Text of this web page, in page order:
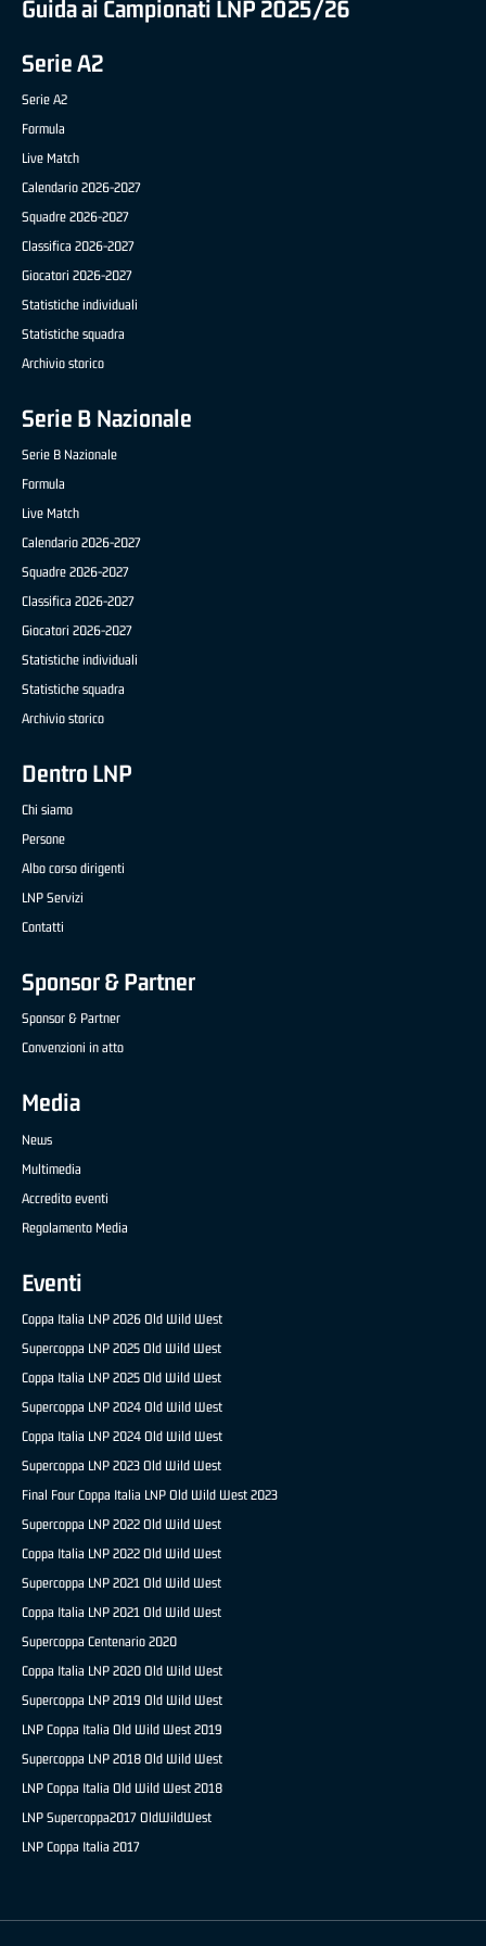
Guida ai Campionati LNP 2025/26
Serie A2
Serie A2
Formula
Live Match
Calendario 2026-2027
Squadre 2026-2027
Classifica 2026-2027
Giocatori 2026-2027
Statistiche individuali
Statistiche squadra
Archivio storico
Serie B Nazionale
Serie B Nazionale
Formula
Live Match
Calendario 2026-2027
Squadre 2026-2027
Classifica 2026-2027
Giocatori 2026-2027
Statistiche individuali
Statistiche squadra
Archivio storico
Dentro LNP
Chi siamo
Persone
Albo corso dirigenti
LNP Servizi
Contatti
Sponsor & Partner
Sponsor & Partner
Convenzioni in atto
Media
News
Multimedia
Accredito eventi
Regolamento Media
Eventi
Coppa Italia LNP 2026 Old Wild West
Supercoppa LNP 2025 Old Wild West
Coppa Italia LNP 2025 Old Wild West
Supercoppa LNP 2024 Old Wild West
Coppa Italia LNP 2024 Old Wild West
Supercoppa LNP 2023 Old Wild West
Final Four Coppa Italia LNP Old Wild West 2023
Supercoppa LNP 2022 Old Wild West
Coppa Italia LNP 2022 Old Wild West
Supercoppa LNP 2021 Old Wild West
Coppa Italia LNP 2021 Old Wild West
Supercoppa Centenario 2020
Coppa Italia LNP 2020 Old Wild West
Supercoppa LNP 2019 Old Wild West
LNP Coppa Italia Old Wild West 2019
Supercoppa LNP 2018 Old Wild West
LNP Coppa Italia Old Wild West 2018
LNP Supercoppa2017 OldWildWest
LNP Coppa Italia 2017